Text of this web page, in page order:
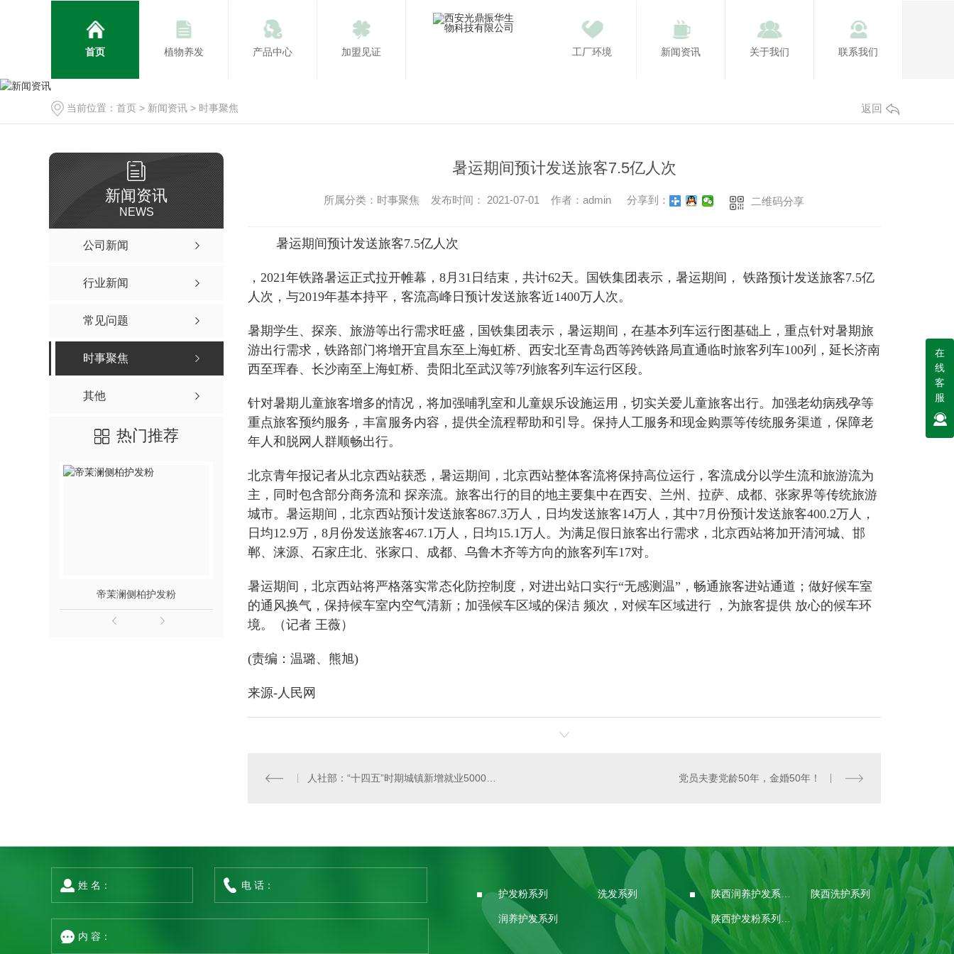
首页 植物养发 产品中心 加盟见证 工厂环境 新闻资讯 关于我们 联系我们
当前位置： 首页 > 新闻资讯 > 时事聚焦 返回
新闻资讯
NEWS
公司新闻
行业新闻
常见问题
时事聚焦
其他
热门推荐
帝茉澜侧柏护发粉 帝茉澜首乌护发粉 帝茉澜丰盈控油洗发水 帝茉澜蓝草护发粉
暑运期间预计发送旅客7.5亿人次
所属分类：时事聚焦 发布时间： 2021-07-01 作者：admin 分享到： 二维码分享
暑运期间预计发送旅客7.5亿人次
，2021年铁路暑运正式拉开帷幕，8月31日结束，共计62天。国铁集团表示，暑运期间， 铁路预计发送旅客7.5亿
人次，与2019年基本持平，客流高峰日预计发送旅客近1400万人次。
暑期学生、探亲、旅游等出行需求旺盛，国铁集团表示，暑运期间，在基本列车运行图基础上，重点针对暑期旅
游出行需求，铁路部门将增开宜昌东至上海虹桥、西安北至青岛西等跨铁路局直通临时旅客列车100列，延长济南
西至珲春、长沙南至上海虹桥、贵阳北至武汉等7列旅客列车运行区段。
针对暑期儿童旅客增多的情况，将加强哺乳室和儿童娱乐设施运用，切实关爱儿童旅客出行。加强老幼病残孕等
重点旅客预约服务，丰富服务内容，提供全流程帮助和引导。保持人工服务和现金购票等传统服务渠道，保障老
年人和脱网人群顺畅出行。
北京青年报记者从北京西站获悉，暑运期间，北京西站整体客流将保持高位运行，客流成分以学生流和旅游流为
主，同时包含部分商务流和 探亲流。旅客出行的目的地主要集中在西安、兰州、拉萨、成都、张家界等传统旅游
城市。暑运期间，北京西站预计发送旅客867.3万人，日均发送旅客14万人，其中7月份预计发送旅客400.2万人，
日均12.9万，8月份发送旅客467.1万人，日均15.1万人。为满足假日旅客出行需求，北京西站将加开清河城、邯
郸、涞源、石家庄北、张家口、成都、乌鲁木齐等方向的旅客列车17对。
暑运期间，北京西站将严格落实常态化防控制度，对进出站口实行“无感测温”，畅通旅客进站通道；做好候车室
的通风换气，保持候车室内空气清新；加强候车区域的保洁 频次，对候车区域进行 ，为旅客提供 放心的候车环
境。（记者 王薇）
(责编：温璐、熊旭)
来源-人民网
人社部：“十四五”时期城镇新增就业5000万人以上 党员夫妻党龄50年，金婚50年！
护发粉系列 洗发系列
润养护发系列
陕西润养护发系列加盟 陕西洗护系列
陕西护发粉系列批发
在
线
客
服